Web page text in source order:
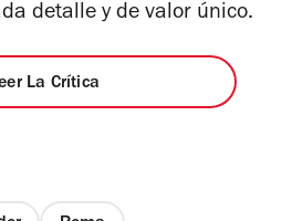
detalle y de valor único.
La Crítica